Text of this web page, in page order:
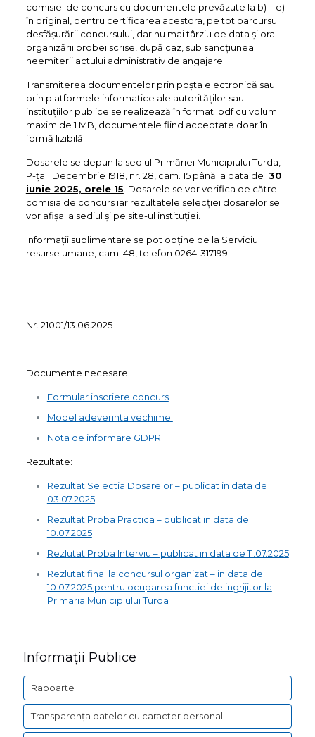
comisiei de concurs cu documentele prevăzute la b) – e)
în original, pentru certificarea acestora, pe tot parcursul
desfăşurării concursului, dar nu mai târziu de data şi ora
organizării probei scrise, după caz, sub sancţiunea
neemiterii actului administrativ de angajare.
Transmiterea documentelor prin poşta electronică sau
prin platformele informatice ale autorităţilor sau
instituţiilor publice se realizează în format .pdf cu volum
maxim de 1 MB, documentele fiind acceptate doar în
formă lizibilă.
Dosarele se depun la sediul Primăriei Municipiului Turda,
P-ţa 1 Decembrie 1918, nr. 28, cam. 15 până la data de 30
iunie 2025, orele 15 . Dosarele se vor verifica de către
comisia de concurs iar rezultatele selecției dosarelor se
vor afişa la sediul şi pe site-ul instituţiei.
Informaţii suplimentare se pot obţine de la Serviciul
resurse umane, cam. 48, telefon 0264-317199.
Nr. 21001/13.06.2025
Documente necesare:
Formular inscriere concurs
Model adeverinta vechime
Nota de informare GDPR
Rezultate:
Rezultat Selectia Dosarelor – publicat in data de
03.07.2025
Rezultat Proba Practica – publicat in data de
10.07.2025
Rezlutat Proba Interviu – publicat in data de 11.07.2025
Rezlutat final la concursul organizat – in data de
10.07.2025 pentru ocuparea functiei de ingrijitor la
Primaria Municipiului Turda
Informații Publice
Rapoarte
Transparența datelor cu caracter personal